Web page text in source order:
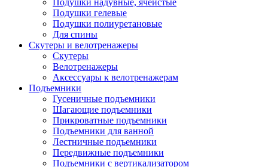
Подушки надувные, ячеистые
Подушки гелевые
Подушки полиуретановые
Для спины
Скутеры и велотренажеры
Скутеры
Велотренажеры
Аксессуары к велотренажерам
Подъемники
Гусеничные подъемники
Шагающие подъемники
Прикроватные подъемники
Подъемники для ванной
Лестничные подъемники
Передвижные подъемники
Подъемники с вертикализатором